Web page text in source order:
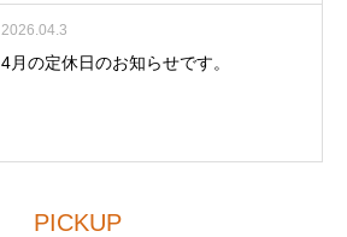
2026.04.3
4月の定休日のお知らせです。
PICKUP